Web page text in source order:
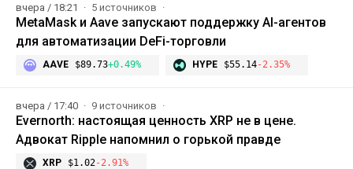
вчера / 18:21 5 источников
MetaMask и Aave запускают поддержку AI-агентов
для автоматизации DeFi-торговли
AAVE $89.73+0.49% HYPE $55.14-2.35%
вчера / 17:40 9 источников
Evernorth: настоящая ценность XRP не в цене.
Адвокат Ripple напомнил о горькой правде
XRP $1.02-2.91%